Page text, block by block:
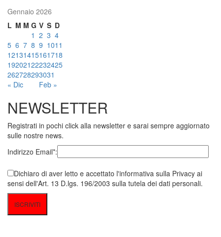
Gennaio 2026
L M M G V S D
« Dic Feb »
1 2 3 4
5 6 7 8 9 1011
12131415161718
19202122232425
262728293031
NEWSLETTER
Registrati in pochi click alla newsletter e sarai sempre aggiornato
sulle nostre news.
Indirizzo Email*:
Dichiaro di aver letto e accettato l'informativa sulla Privacy ai
sensi dell'Art. 13 D.lgs. 196/2003 sulla tutela dei dati personali.